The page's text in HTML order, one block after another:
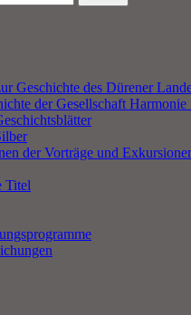
Geschichte des Dürener
der Gesellschaft Harmonie
der Vorträge und
Titel